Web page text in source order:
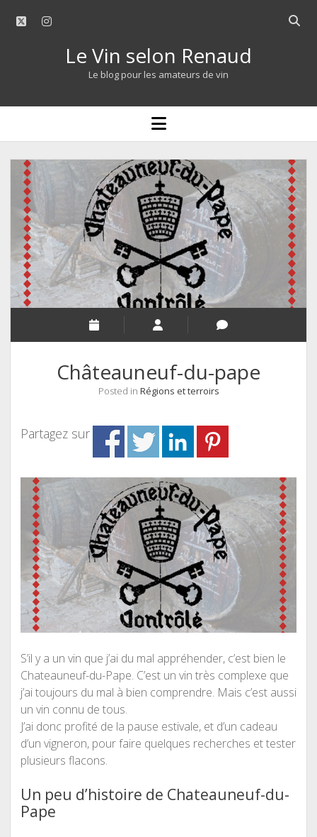
twitterinstagram
Open
Le Vin selon Renaud
Le blog pour les amateurs de vin
open
menu
Châteauneuf-du-pape
Posted in Régions et terroirs
Partagez sur
S’il y a un vin que j’ai du mal appréhender, c’est bien le
Chateauneuf-du-Pape. C’est un vin très complexe que
j’ai toujours du mal à bien comprendre. Mais c’est aussi
un vin connu de tous.
J’ai donc profité de la pause estivale, et d’un cadeau
d’un vigneron, pour faire quelques recherches et tester
plusieurs flacons.
Un peu d’histoire de Chateauneuf-du-
Pape